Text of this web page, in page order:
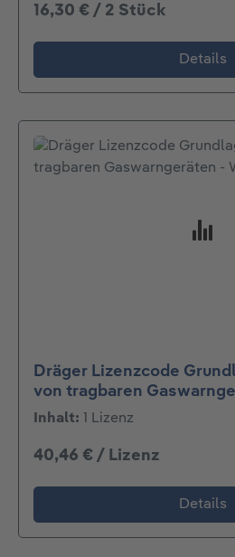
16,30 € / 2 Stück
Details
Dräger Lizenzcode
von tragbaren
Inhalt: 1 Lizenz
40,46 € / Lizenz
Details